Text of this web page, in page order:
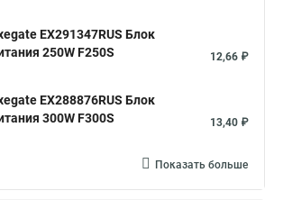
EX291347RUS Блок
250W F250S
12,66 ₽
EX288876RUS Блок
300W F300S
13,40 ₽
Показать больше